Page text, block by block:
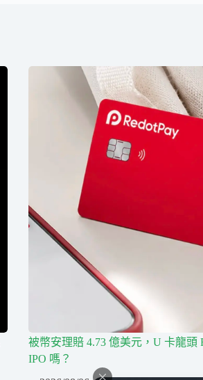
被幣安理賠 4.73 億美元，U 卡龍頭
IPO 嗎？